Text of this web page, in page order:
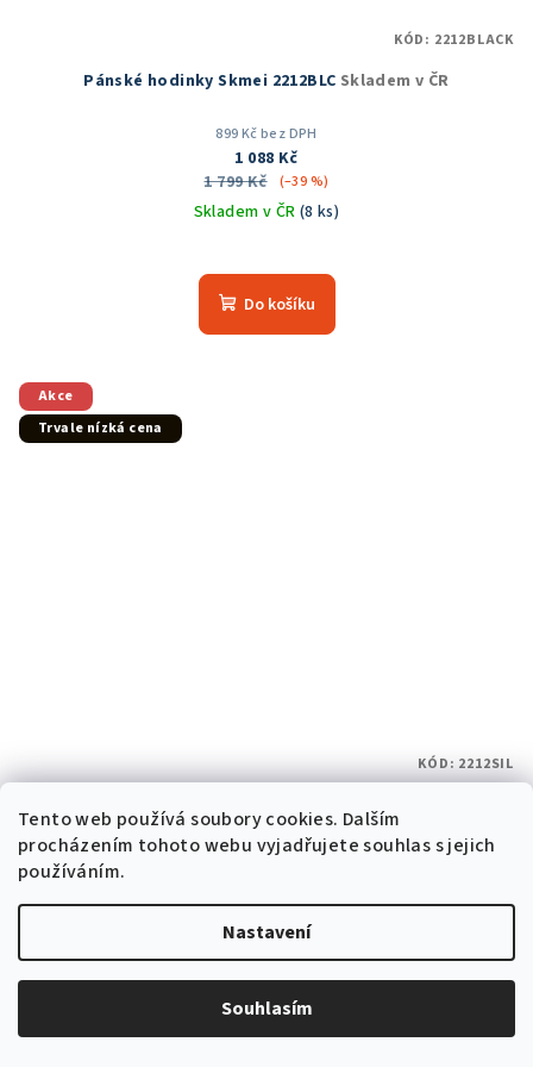
Tento web používá soubory cookies. Dalším
procházením tohoto webu vyjadřujete souhlas s jejich
používáním.
Nastavení
Souhlasím
Pánské hodinky Skmei 2212BLC Skladem v ČR
899 Kč bez DPH
1 088 Kč
1 799 Kč
(–39 %)
Skladem v ČR (8 ks)
Do košíku
KÓD: 2212BLACK
Akce
Trvale nízká cena
Pánské hodinky Skmei 2212SIL Skladem v ČR
899 Kč bez DPH
1 799 Kč (–39 %)
Skladem v ČR(5 ks)
KÓD: 2212SIL